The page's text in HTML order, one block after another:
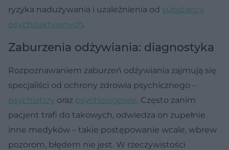
ryzyka nadużywania i uzależnienia od substancji
psychoaktywnych.
Zaburzenia odżywiania: diagnostyka
Rozpoznawaniem zaburzeń odżywiania zajmują się
specjaliści od ochrony zdrowia psychicznego –
psychiatrzy oraz psychologowie. Często zanim
pacjent trafi do takowych, odwiedza on zupełnie
inne medyków – takie postępowanie wcale, wbrew
pozorom, błędem nie jest. W rzeczywistości